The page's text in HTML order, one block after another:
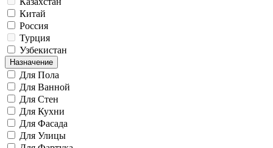
Китай
Россия
Турция
Узбекистан
Назначение
Для Пола
Для Ванной
Для Стен
Для Кухни
Для Фасада
Для Улицы